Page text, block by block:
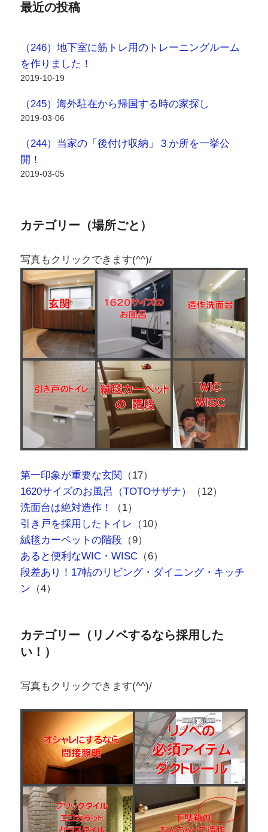
最近の投稿
（246）地下室に筋トレ用のトレーニングルーム
を作りました！
2019-10-19
（245）海外駐在から帰国する時の家探し
2019-03-06
（244）当家の「後付け収納」３か所を一挙公
開！
2019-03-05
カテゴリー（場所ごと）
写真もクリックできます(^^)/
第一印象が重要な玄関 （17）
1620サイズのお風呂（TOTOサザナ）
（12）
洗面台は絶対造作！
（1）
引き戸を採用したトイレ （10）
絨毯カーペットの階段（9）
あると便利なWIC・WISC（6）
段差あり！17帖のリビング・ダイニング・キッチ
ン （4）
カテゴリー（リノベするなら採用した
い！）
写真もクリックできます(^^)/